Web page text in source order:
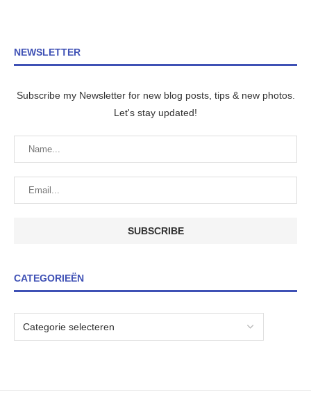
NEWSLETTER
Subscribe my Newsletter for new blog posts, tips & new photos.
Let's stay updated!
CATEGORIEËN